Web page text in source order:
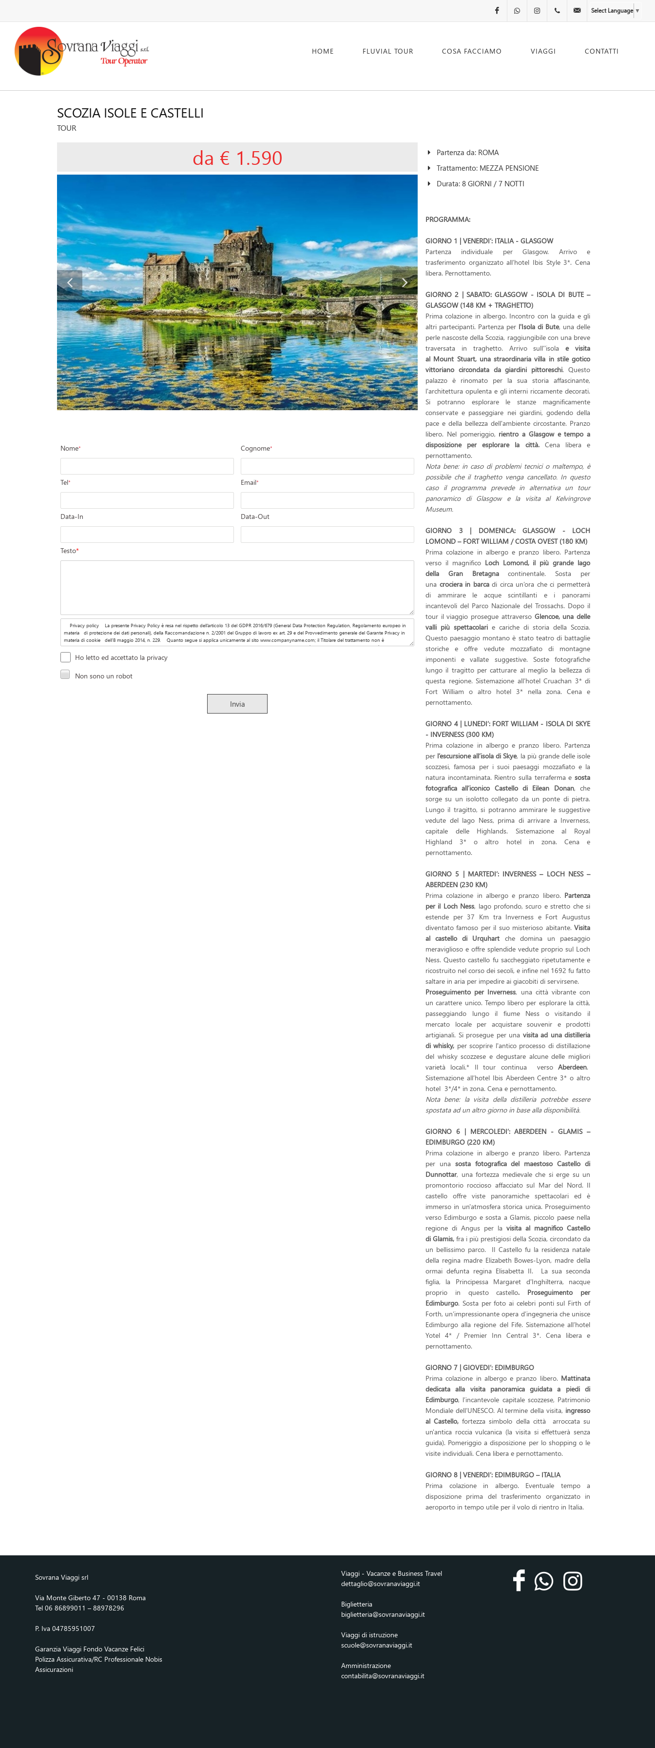
FacebookWhatsAppInstagram00.00000000Select Language ▼
HOME FLUVIAL TOUR COSA FACCIAMO VIAGGI CONTATTI
SCOZIA ISOLE E CASTELLI
TOUR
da € 1.590
Nome* Cognome*
Tel* Email*
Data-In Data-Out
Testo*
Ho letto ed accettato la privacy
Non sono un robot
Invia
Partenza da: ROMA
Trattamento: MEZZA PENSIONE
Durata: 8 GIORNI / 7 NOTTI
PROGRAMMA:
GIORNO 1 | VENERDI’: ITALIA - GLASGOW
Partenza individuale per Glasgow. Arrivo e
trasferimento organizzato all’hotel Ibis Style 3*. Cena
libera. Pernottamento.
GIORNO 2 | SABATO: GLASGOW - ISOLA DI BUTE –
GLASGOW (148 KM + TRAGHETTO)
Prima colazione in albergo. Incontro con la guida e gli
altri partecipanti. Partenza per l'Isola di Bute, una delle
perle nascoste della Scozia, raggiungibile con una breve
traversata in traghetto. Arrivo sull’'isola
e visita
al Mount Stuart, una straordinaria villa in stile gotico
vittoriano circondata da giardini pittoreschi. Questo
palazzo è rinomato per la sua storia affascinante,
l'architettura opulenta e gli interni riccamente decorati.
Si potranno esplorare le stanze magnificamente
conservate e passeggiare nei giardini, godendo della
pace e della bellezza dell'ambiente circostante. Pranzo
libero. Nel pomeriggio, rientro a Glasgow e tempo a
disposizione per esplorare la città.Cena libera e
pernottamento.
Nota bene: in caso di problemi tecnici o maltempo, è
possibile che il traghetto venga cancellato. In questo
caso il programma prevede in alternativa un tour
panoramico di Glasgow e la visita al Kelvingrove
Museum.
GIORNO 3 | DOMENICA: GLASGOW - LOCH
LOMOND – FORT WILLIAM / COSTA OVEST (180 KM)
Prima colazione in albergo e pranzo libero. Partenza
verso il magnifico Loch Lomond, il più grande lago
della Gran
Bretagna
continentale. Sosta per
una crociera in barca di circa un’ora che ci permetterà
di ammirare le acque scintillanti e i panorami
incantevoli del Parco Nazionale del Trossachs. Dopo il
tour il viaggio prosegue attraverso Glencoe, una delle
valli più spettacolari e cariche di storia della Scozia.
Questo paesaggio montano è stato teatro di battaglie
storiche e offre vedute mozzafiato di montagne
imponenti e vallate suggestive. Soste fotografiche
lungo il tragitto per catturare al meglio la bellezza di
questa regione. Sistemazione all’hotel Cruachan 3* di
Fort William o altro hotel 3* nella zona. Cena e
pernottamento.
GIORNO 4 | LUNEDI’: FORT WILLIAM - ISOLA DI SKYE
- INVERNESS (300 KM)
Prima colazione in albergo e pranzo libero. Partenza
per l’escursione all’isola di Skye, la più grande delle isole
scozzesi, famosa per i suoi paesaggi mozzafiato e la
natura incontaminata. Rientro sulla terraferma e sosta
fotografica all’iconico Castello di Eilean Donan, che
sorge su un isolotto collegato da un ponte di pietra.
Lungo il tragitto, si potranno ammirare le suggestive
vedute del lago Ness, prima di arrivare a Inverness,
capitale delle Highlands. Sistemazione al Royal
Highland 3* o altro hotel in zona. Cena e
pernottamento.
GIORNO 5 | MARTEDI’: INVERNESS – LOCH NESS –
ABERDEEN (230 KM)
Prima colazione in albergo e pranzo libero. Partenza
per il Loch Ness, lago profondo, scuro e stretto che si
estende per 37 Km tra Inverness e Fort Augustus
diventato famoso per il suo misterioso abitante. Visita
al castello di Urquhart che domina un paesaggio
meraviglioso e offre splendide vedute proprio sul Loch
Ness. Questo castello fu saccheggiato ripetutamente e
ricostruito nel corso dei secoli, e infine nel 1692 fu fatto
saltare in aria per impedire ai giacobiti di servirsene.
Proseguimento per Inverness, una città vibrante con
un carattere unico. Tempo libero per esplorare la città,
passeggiando lungo il fiume Ness o visitando il
mercato locale per acquistare souvenir e prodotti
artigianali. Si prosegue per una visita ad una distilleria
di whisky, per scoprire l'antico processo di distillazione
del whisky scozzese e degustare alcune delle migliori
varietà locali.* Il tour continua verso Aberdeen.
Sistemazione all’hotel Ibis Aberdeen Centre 3* o altro
hotel 3*/4* in zona. Cena e pernottamento.
Nota bene: la visita della distilleria potrebbe essere
spostata ad un altro giorno in base alla disponibilità.
GIORNO 6 | MERCOLEDI’: ABERDEEN - GLAMIS –
EDIMBURGO (220 KM)
Prima colazione in albergo e pranzo libero. Partenza
per una sosta fotografica del maestoso Castello di
Dunnottar, una fortezza medievale che si erge su un
promontorio roccioso affacciato sul Mar del Nord. Il
castello offre viste panoramiche spettacolari ed è
immerso in un'atmosfera storica unica. Proseguimento
verso Edimburgo e sosta a Glamis, piccolo paese nella
regione di Angus per la visita al magnifico Castello
di Glamis, fra i più prestigiosi della Scozia, circondato da
un bellissimo parco. Il Castello fu la residenza natale
della regina madre Elizabeth Bowes-Lyon, madre della
ormai defunta regina Elisabetta II. La sua seconda
figlia, la Principessa Margaret d'Inghilterra, nacque
proprio in questo castello. Proseguimento per
Edimburgo. Sosta per foto ai celebri ponti sul Firth of
Forth, un’impressionante opera d’ingegneria che unisce
Edimburgo alla regione del Fife. Sistemazione all’hotel
Yotel 4* / Premier Inn Central 3*. Cena libera e
pernottamento.
GIORNO 7 | GIOVEDI’: EDIMBURGO
Prima colazione in albergo e pranzo libero. Mattinata
dedicata alla visita panoramica guidata a piedi di
Edimburgo, l’incantevole capitale scozzese, Patrimonio
Mondiale dell’UNESCO. Al termine della visita, ingresso
al Castello, fortezza simbolo della città arroccata su
un'antica roccia vulcanica (la visita si effettuerà senza
guida). Pomeriggio a disposizione per lo shopping o le
visite individuali. Cena libera e pernottamento.
GIORNO 8 | VENERDI’: EDIMBURGO – ITALIA
Prima colazione in albergo. Eventuale tempo a
disposizione prima del trasferimento organizzato in
aeroporto in tempo utile per il volo di rientro in Italia.
Sovrana Viaggi srl
Via Monte Giberto 47 - 00138 Roma
Tel 06 86899011 – 88978296
P. Iva 04785951007
Garanzia Viaggi Fondo Vacanze Felici
Polizza Assicurativa/RC Professionale Nobis
Assicurazioni
Viaggi - Vacanze e Business Travel
dettaglio@sovranaviaggi.it
Biglietteria
biglietteria@sovranaviaggi.it
Viaggi di istruzione
scuole@sovranaviaggi.it
Amministrazione
contabilita@sovranaviaggi.it